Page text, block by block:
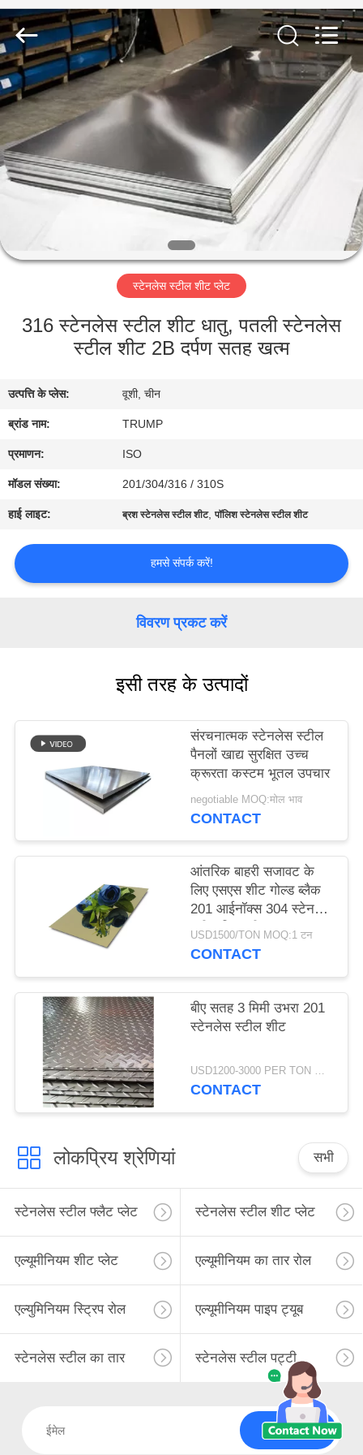
घर
उत्पाद
वीडियो
हमारे
बारे
दौरा
गुणवत्ता
नियंत्रण
संपर्क
करें
साइटमैप
PRIVACY
POLICY
WUXI
HONGJINMILAI
STEEL
CO.,LTD.
All
Rights
Reserved.
स्टेनलेस स्टील शीट प्लेट
316 स्टेनलेस स्टील शीट धातु, पतली स्टेनलेस
स्टील शीट 2B दर्पण सतह खत्म
उत्पत्ति के प्लेस: वूशी, चीन
ब्रांड नाम: TRUMP
प्रमाणन: ISO
मॉडल संख्या: 201/304/316 / 310S
हाई लाइट: ब्रश स्टेनलेस स्टील शीट,पॉलिश स्टेनलेस स्टील शीट
हमसे संपर्क करें!
विवरण प्रकट करें
इसी तरह के उत्पादों
संरचनात्मक स्टेनलेस स्टील
पैनलों खाद्य सुरक्षित उच्च
क्रूरता कस्टम भूतल उपचार
negotiable MOQ:मोल भाव
CONTACT
आंतरिक बाहरी सजावट के
लिए एसएस शीट गोल्ड ब्लैक
201 आईनॉक्स 304 स्टेनलेस
स्टील मिरर शीट
USD1500/TON MOQ:1 टन
CONTACT
बीए सतह 3 मिमी उभरा 201
स्टेनलेस स्टील शीट
USD1200-3000 PER TON MOQ:1TON
CONTACT
लोकप्रिय श्रेणियां सभी
स्टेनलेस स्टील फ्लैट प्लेट स्टेनलेस स्टील शीट प्लेट
एल्यूमीनियम शीट प्लेट एल्यूमीनियम का तार रोल
एल्युमिनियम स्ट्रिप रोल एल्यूमीनियम पाइप ट्यूब
स्टेनलेस स्टील का तार स्टेनलेस स्टील पट्टी
सदस्यता लें